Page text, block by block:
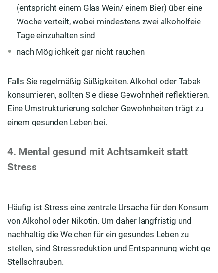
(entspricht einem Glas Wein/ einem Bier) über eine
Woche verteilt, wobei mindestens zwei alkoholfeie
Tage einzuhalten sind
nach Möglichkeit gar nicht rauchen
Falls Sie regelmäßig Süßigkeiten, Alkohol oder Tabak
konsumieren, sollten Sie diese Gewohnheit reflektieren.
Eine Umstrukturierung solcher Gewohnheiten trägt zu
einem gesunden Leben bei.
4. Mental gesund mit Achtsamkeit statt
Stress
Häufig ist Stress eine zentrale Ursache für den Konsum
von Alkohol oder Nikotin. Um daher langfristig und
nachhaltig die Weichen für ein gesundes Leben zu
stellen, sind Stressreduktion und Entspannung wichtige
Stellschrauben.